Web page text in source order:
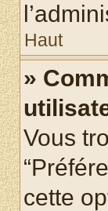
Haut
»
Vous
cette